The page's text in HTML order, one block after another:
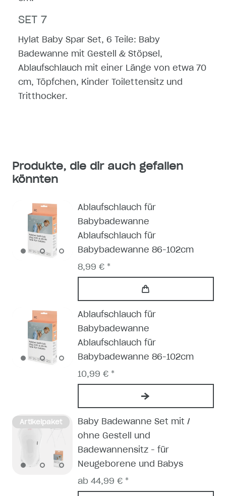
SET 7
Hylat Baby Spar Set, 6 Teile: Baby
Badewanne mit Gestell & Stöpsel,
Ablaufschlauch mit einer Länge von etwa 70
cm, Töpfchen, Kinder Toilettensitz und
Tritthocker.
Produkte, die dir auch gefallen
könnten
Ablaufschlauch für
Babybadewanne
Ablaufschlauch für
Babybadewanne 86-102cm
8,99 € *
Ablaufschlauch für
Babybadewanne
Ablaufschlauch für
Babybadewanne 86-102cm
10,99 € *
Artikelpaket
Baby Badewanne Set mit /
ohne Gestell und
Badewannensitz - für
Neugeborene und Babys
ab 44,99 € *